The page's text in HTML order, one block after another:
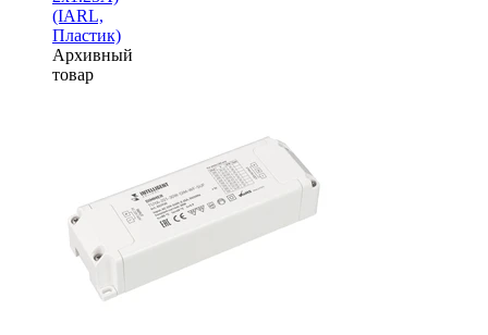
(IARL,
Пластик)
Архивный
товар